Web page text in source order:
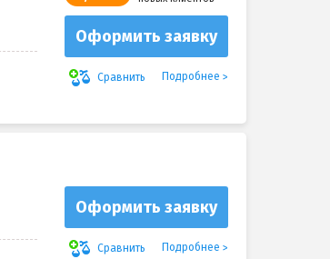
Оформить заявку
Сравнить Подробнее
Оформить заявку
Сравнить Подробнее